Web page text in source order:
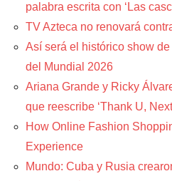
palabra escrita con ‘Las
TV Azteca no renovará
Así será el histórico show
del Mundial 2026
Ariana Grande y Ricky
que reescribe ‘Thank U,
How Online Fashion
Experience
Mundo: Cuba y Rusia